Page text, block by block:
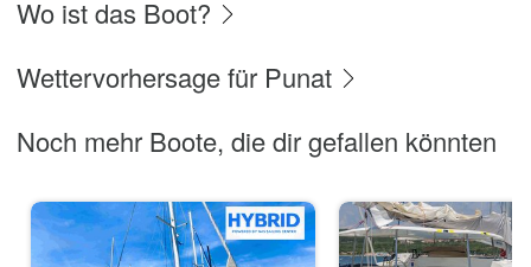
Wo ist das Boot?
Wettervorhersage für Punat
Noch mehr Boote, die dir gefallen könnten